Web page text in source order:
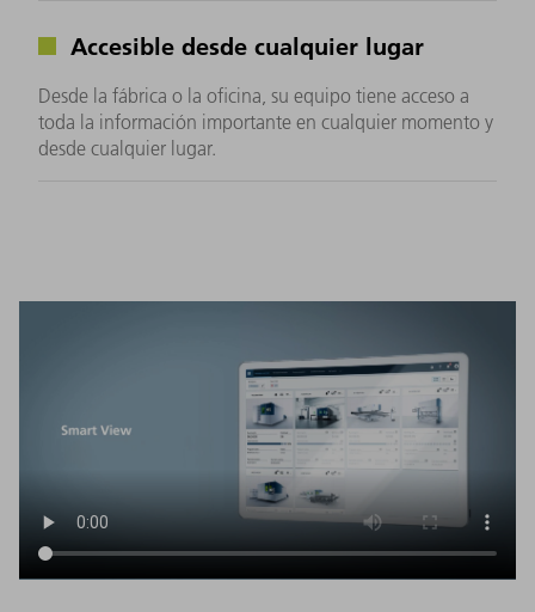
Accesible desde cualquier lugar
Desde la fábrica o la oficina, su equipo tiene acceso a
toda la información importante en cualquier momento y
desde cualquier lugar.